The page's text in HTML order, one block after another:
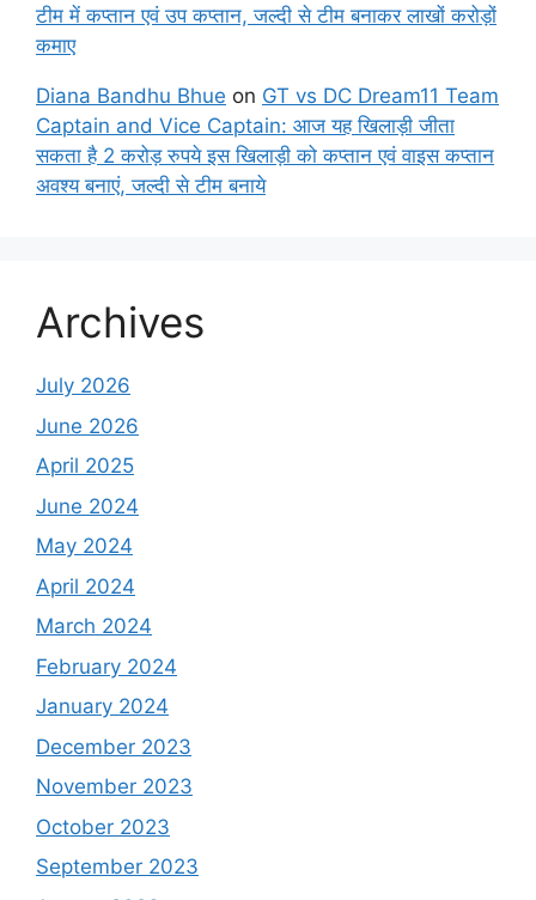
टीम में कप्तान एवं उप कप्तान, जल्दी से टीम बनाकर लाखों करोड़ों
कमाए
Diana Bandhu Bhue on GT vs DC Dream11 Team
Captain and Vice Captain: आज यह खिलाड़ी जीता
सकता है 2 करोड़ रुपये इस खिलाड़ी को कप्तान एवं वाइस कप्तान
अवश्य बनाएं, जल्दी से टीम बनाये
Archives
July 2026
June 2026
April 2025
June 2024
May 2024
April 2024
March 2024
February 2024
January 2024
December 2023
November 2023
October 2023
September 2023